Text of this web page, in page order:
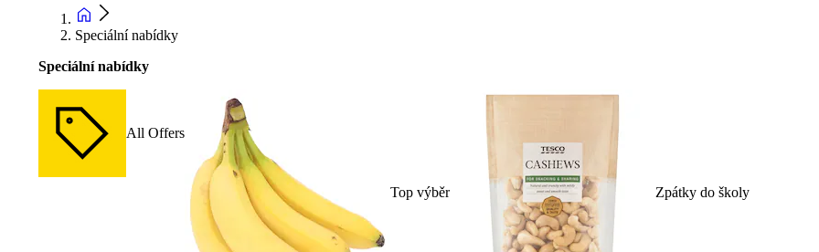
Speciální nabídky
Speciální nabídky
All Offers
Top výběr Zpátky do školy